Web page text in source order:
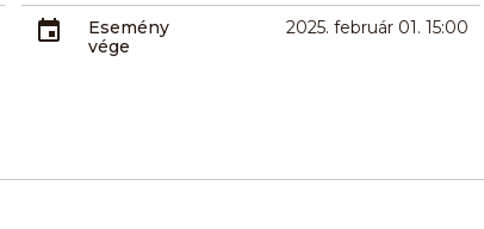
Esemény
vége
2025. február 01. 15:00